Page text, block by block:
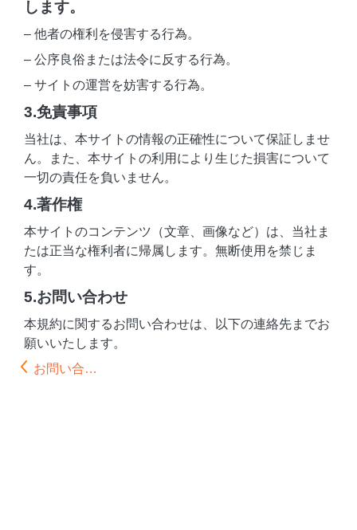
します。
– 他者の権利を侵害する行為。
– 公序良俗または法令に反する行為。
– サイトの運営を妨害する行為。
3.免責事項
当社は、本サイトの情報の正確性について保証しませ
ん。また、本サイトの利用により生じた損害について
一切の責任を負いません。
4.著作権
本サイトのコンテンツ（文章、画像など）は、当社ま
たは正当な権利者に帰属します。無断使用を禁じま
す。
5.お問い合わせ
本規約に関するお問い合わせは、以下の連絡先までお
願いいたします。
お問い合…